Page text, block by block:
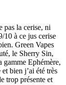
pas la cerise, ni
à ce jus cerise
Green Vapes
le Sherry Sin,
gamme Ephémère,
et bien j’ai été très
trop présente et